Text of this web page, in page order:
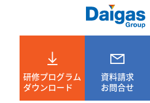
研修プログラム
ダウンロード
資料請求
お問合せ